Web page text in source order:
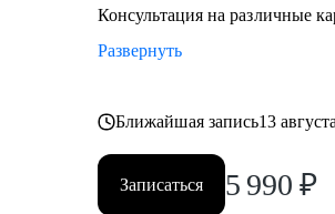
Консультация на различные
Развернуть
Ближайшая запись13
Записаться 5 990 ₽